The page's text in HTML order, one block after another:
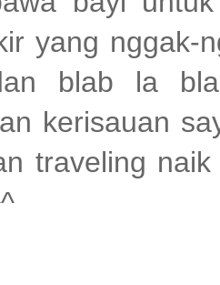
yang nggak-
blab la
kerisauan
traveling